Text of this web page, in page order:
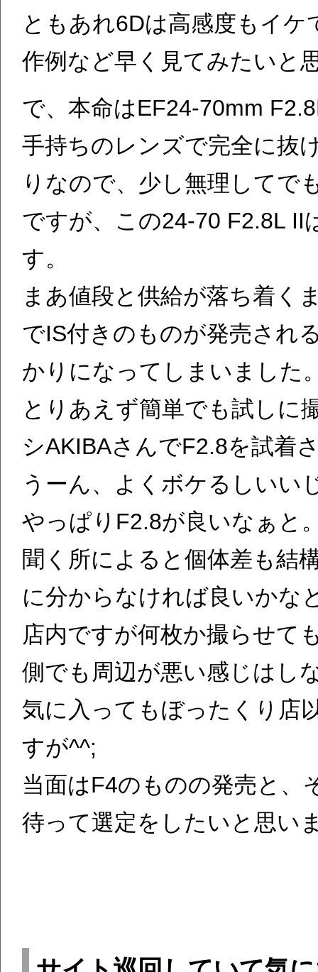
ともあれ6Dは高感度もイ
作例など早く見てみたいと
で、本命はEF24-70mm
手持ちのレンズで完全に抜
りなので、少し無理してで
ですが、この24-70 F2.8L II
す。
まあ値段と供給が落ち着く
でIS付きのものが発売され
かりになってしまいました
とりあえず簡単でも試しに
シAKIBAさんでF2.8を試着
うーん、よくボケるしいい
やっぱりF2.8が良いなぁと
聞く所によると個体差も結
に分からなければ良いかな
店内ですが何枚か撮らせて
側でも周辺が悪い感じはし
気に入ってもぼったくり店
すが^^;
当面はF4のものの発売と、
待って選定をしたいと思い